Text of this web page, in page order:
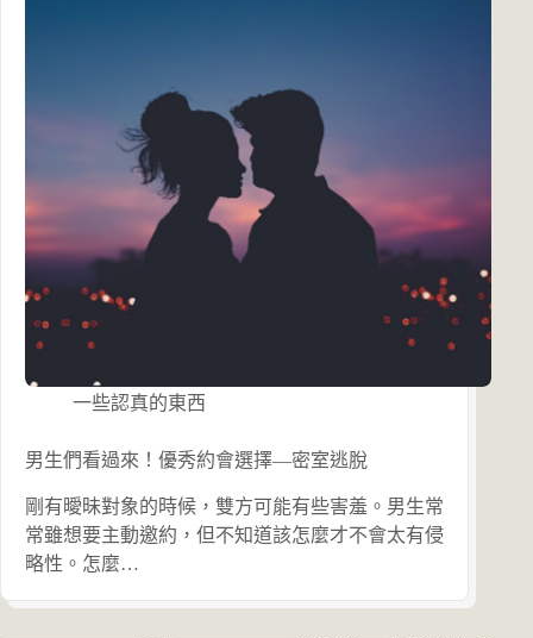
一些認真的東西
男生們看過來！優秀約會選擇—密室逃脫
剛有曖昧對象的時候，雙方可能有些害羞。男生常
常雖想要主動邀約，但不知道該怎麼才不會太有侵
略性。怎麼…